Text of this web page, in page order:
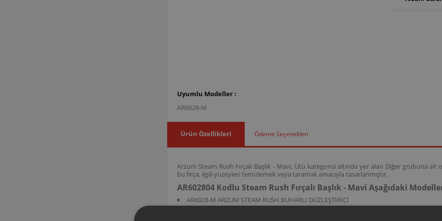
Uyumlu Modeller :
AR6028-M
Ürün Özellikleri Ödeme Seçenekleri
Arzum Steam Rush Fırçalı Başlık - Mavi, Ütü kategorisi altında yer alan Diğer grubuna
bu fırça, ilgili yüzeyleri temizlemek veya taramak amacıyla tasarlanmıştır.
AR602804 Kodlu Steam Rush Fırçalı Başlık - Mavi Aşağıdaki
AR6028-M ARZUM STEAM RUSH BUHARLI DÜZLEŞTİRİCİ